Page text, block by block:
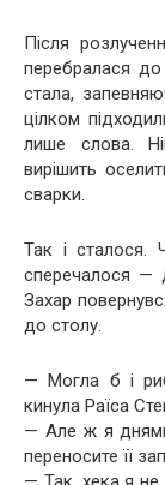
Після
перебралася
стала,
цілком
лише слова.
вирішить
сварки.
Так і сталося.
сперечалося —
Захар
до столу.
— Могла б і
кинула Раїса
— Але ж я
переносите її